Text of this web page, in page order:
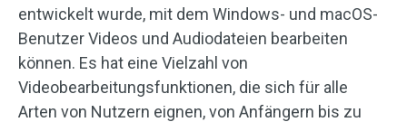
entwickelt wurde, mit dem Windows- und macOS-
Benutzer Videos und Audiodateien bearbeiten
können. Es hat eine Vielzahl von
Videobearbeitungsfunktionen, die sich für alle
Arten von Nutzern eignen, von Anfängern bis zu